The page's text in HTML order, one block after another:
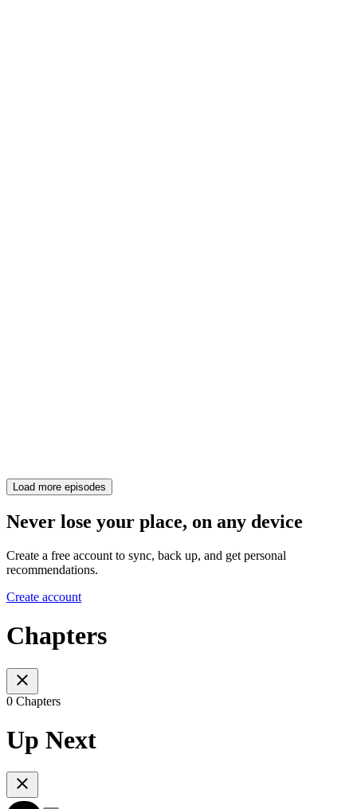
Load more episodes
Never lose your place, on any device
Create a free account to sync, back up, and get personal
recommendations.
Create account
Chapters
0 Chapters
Up Next